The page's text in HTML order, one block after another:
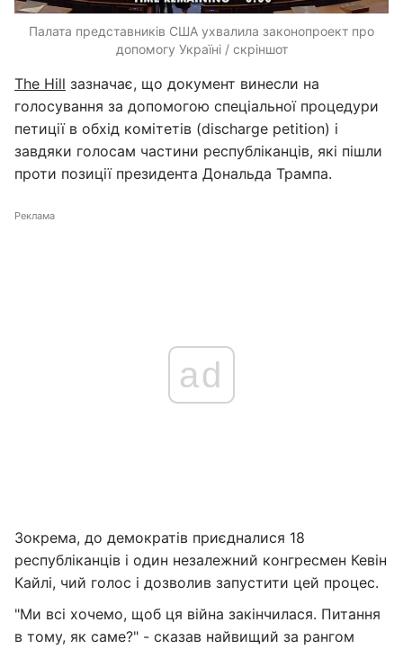
Палата представників США ухвалила законопроект про
допомогу Україні / скріншот
The Hill зазначає, що документ винесли на
голосування за допомогою спеціальної процедури
петиції в обхід комітетів (discharge petition) і
завдяки голосам частини республіканців, які пішли
проти позиції президента Дональда Трампа.
Реклама
ad
Зокрема, до демократів приєдналися 18
республіканців і один незалежний конгресмен Кевін
Кайлі, чий голос і дозволив запустити цей процес.
"Ми всі хочемо, щоб ця війна закінчилася. Питання
в тому, як саме?" - сказав найвищий за рангом